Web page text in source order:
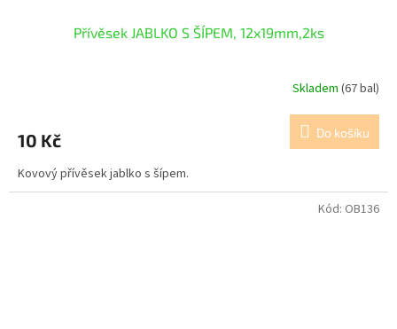
Přívěsek JABLKO S ŠÍPEM, 12x19mm,2ks
Skladem (67 bal)
10 Kč Do košíku
Kovový přívěsek jablko s šípem.
Kód: OB136